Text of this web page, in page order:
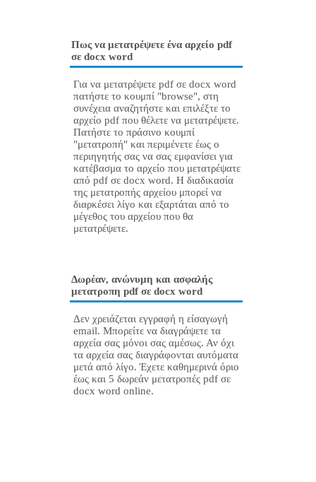
Πως να μετατρέψετε ένα αρχείο pdf
σε docx word
Για να μετατρέψετε pdf σε docx word
πατήστε το κουμπί "browse", στη
συνέχεια αναζητήστε και επιλέξτε το
αρχείο pdf που θέλετε να μετατρέψετε.
Πατήστε το πράσινο κουμπί
"μετατροπή" και περιμένετε έως ο
περιηγητής σας να σας εμφανίσει για
κατέβασμα το αρχείο που μετατρέψατε
από pdf σε docx word. Η διαδικασία
της μετατροπής αρχείου μπορεί να
διαρκέσει λίγο και εξαρτάται από το
μέγεθος του αρχείου που θα
μετατρέψετε.
Δωρέαν, ανώνυμη και ασφαλής
μετατροπη pdf σε docx word
Δεν χρειάζεται εγγραφή η είσαγωγή
email. Μπορείτε να διαγράψετε τα
αρχεία σας μόνοι σας αμέσως. Αν όχι
τα αρχεία σας διαγράφονται αυτόματα
μετά από λίγο. Έχετε καθημερινά όριο
έως και 5 δωρεάν μετατροπές pdf σε
docx word online.